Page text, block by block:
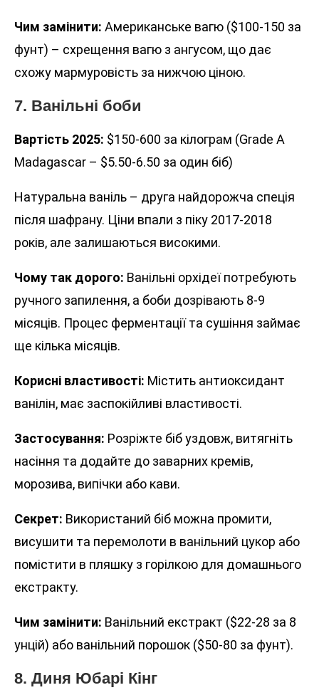
Чим замінити: Американське вагю ($100-150 за
фунт) – схрещення вагю з ангусом, що дає
схожу мармуровість за нижчою ціною.
7. Ванільні боби
Вартість 2025: $150-600 за кілограм (Grade A
Madagascar – $5.50-6.50 за один біб)
Натуральна ваніль – друга найдорожча спеція
після шафрану. Ціни впали з піку 2017-2018
років, але залишаються високими.
Чому так дорого: Ванільні орхідеї потребують
ручного запилення, а боби дозрівають 8-9
місяців. Процес ферментації та сушіння займає
ще кілька місяців.
Корисні властивості: Містить антиоксидант
ванілін, має заспокійливі властивості.
Застосування: Розріжте біб уздовж, витягніть
насіння та додайте до заварних кремів,
морозива, випічки або кави.
Секрет: Використаний біб можна промити,
висушити та перемолоти в ванільний цукор або
помістити в пляшку з горілкою для домашнього
екстракту.
Чим замінити: Ванільний екстракт ($22-28 за 8
унцій) або ванільний порошок ($50-80 за фунт).
8. Диня Юбарі Кінг